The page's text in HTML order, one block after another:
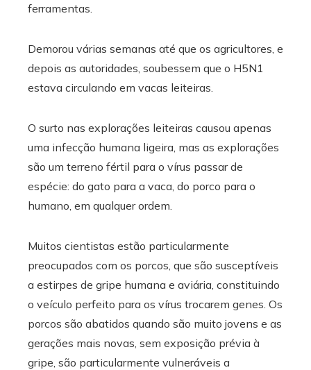
ferramentas.
Demorou várias semanas até que os agricultores, e
depois as autoridades, soubessem que o H5N1
estava circulando em vacas leiteiras.
O surto nas explorações leiteiras causou apenas
uma infecção humana ligeira, mas as explorações
são um terreno fértil para o vírus passar de
espécie: do gato para a vaca, do porco para o
humano, em qualquer ordem.
Muitos cientistas estão particularmente
preocupados com os porcos, que são susceptíveis
a estirpes de gripe humana e aviária, constituindo
o veículo perfeito para os vírus trocarem genes. Os
porcos são abatidos quando são muito jovens e as
gerações mais novas, sem exposição prévia à
gripe, são particularmente vulneráveis ​​a